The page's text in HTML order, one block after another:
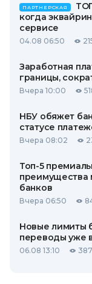
ПАРТНЕРСКАЯ
когда
сервисе
04.08 06:50
Заработная
границы,
Вчера 10:00
НБУ обяжет
статусе
Вчера 08:02
Топ-5
преимущества
банков
Вчера 06:50
Новые лимиты
переводы уже
06.08 13:10